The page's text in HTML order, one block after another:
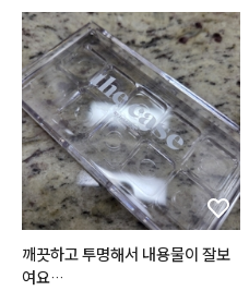
을 그냥 올리면 절대 원하는 발색이
안나오는데 이 립을 베이스네 깔고
다른 립 레이어드하면 너무 맘에드
는 색이 됩니다ㅠㅠ 특히 누드립 완
전 추천추처처천
깨끗하고 투명해서 내용물이 잘보
여요